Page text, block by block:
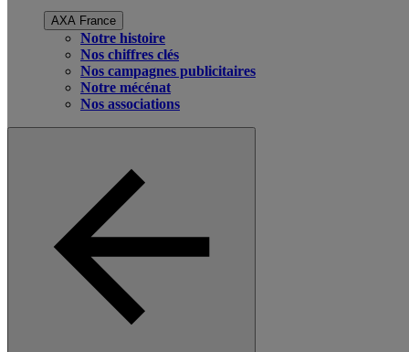
AXA France
Notre histoire
Nos chiffres clés
Nos campagnes publicitaires
Notre mécénat
Nos associations